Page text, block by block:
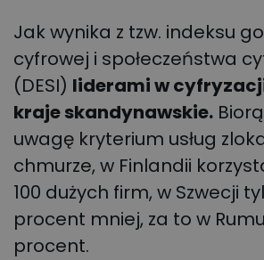
Jak wynika z tzw. indeksu
cyfrowej i społeczeństwa
(DESI) liderami w
kraje skandynawskie.
uwagę kryterium usług
chmurze, w Finlandii
100 dużych firm, w Szwecji
procent mniej, za to w
procent.